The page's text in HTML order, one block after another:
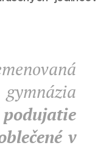
v